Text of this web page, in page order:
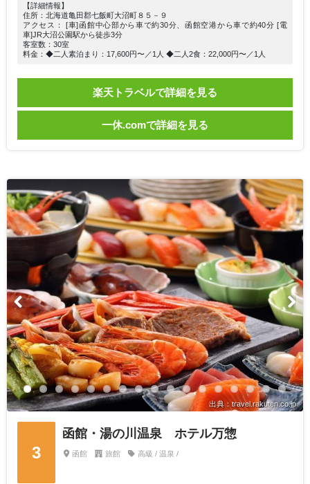
【詳細情報】
住所：北海道亀田郡七飯町大沼町８５－９
アクセス： [車]函館中心部から車で約30分、函館空港から車で約40分 [電
車]JR大沼公園駅から徒歩3分
客室数：30室
料金：◆二人素泊まり：17,600円〜／1人 ◆二人2食：22,000円〜／1人
楽天トラベルで詳細を見る
一休.comで詳細を見る
出典：travel.rakuten.co.jp
3
函館・湯の川温泉 ホテル万惣
函館 旅館 高級 / 温泉 /